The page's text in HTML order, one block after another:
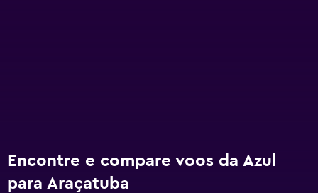
Encontre e compare voos da Azul
para Araçatuba